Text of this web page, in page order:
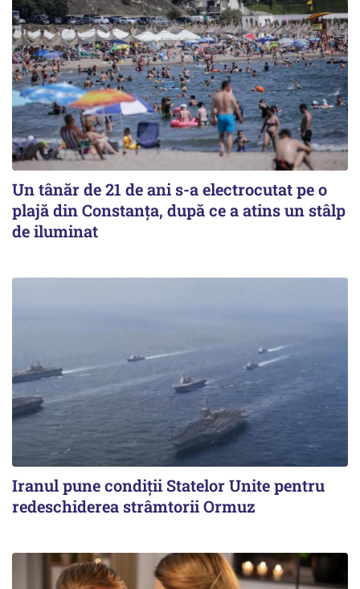
Un tânăr de 21 de ani s-a electrocutat pe o
plajă din Constanța, după ce a atins un stâlp
de iluminat
Iranul pune condiții Statelor Unite pentru
redeschiderea strâmtorii Ormuz